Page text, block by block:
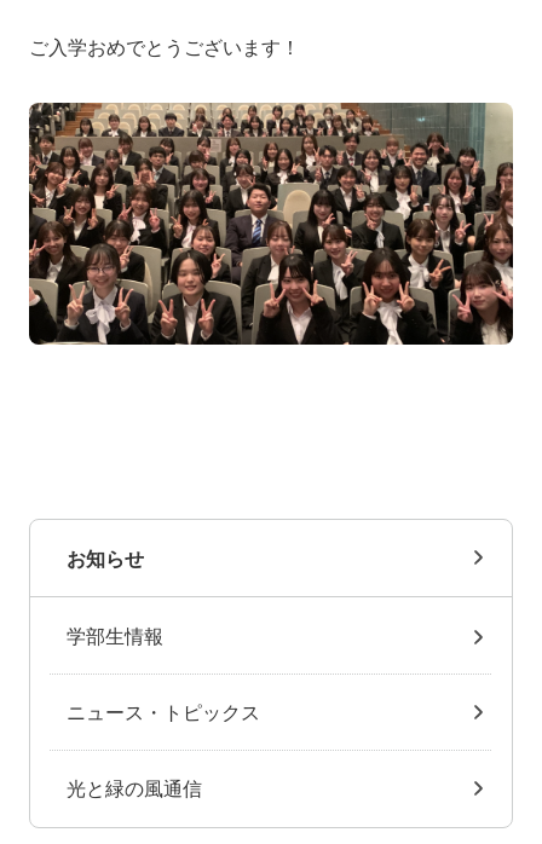
教職員募集（採用情報） 取材・撮影申し込み
ご入学おめでとうございます！
お知らせ
学部生情報
ニュース・トピックス
光と緑の風通信